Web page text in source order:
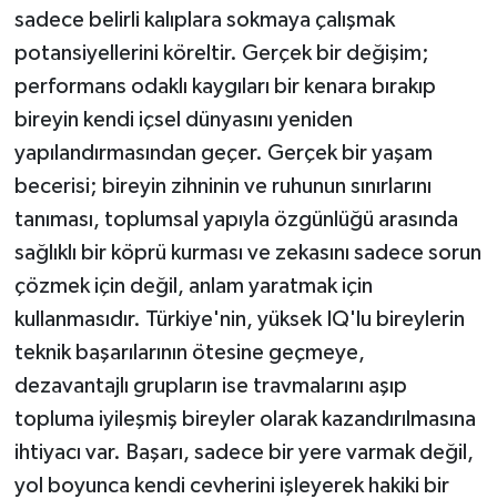
sadece belirli kalıplara sokmaya çalışmak
potansiyellerini köreltir. Gerçek bir değişim;
performans odaklı kaygıları bir kenara bırakıp
bireyin kendi içsel dünyasını yeniden
yapılandırmasından geçer. Gerçek bir yaşam
becerisi; bireyin zihninin ve ruhunun sınırlarını
tanıması, toplumsal yapıyla özgünlüğü arasında
sağlıklı bir köprü kurması ve zekasını sadece sorun
çözmek için değil, anlam yaratmak için
kullanmasıdır. Türkiye'nin, yüksek IQ'lu bireylerin
teknik başarılarının ötesine geçmeye,
dezavantajlı grupların ise travmalarını aşıp
topluma iyileşmiş bireyler olarak kazandırılmasına
ihtiyacı var. Başarı, sadece bir yere varmak değil,
yol boyunca kendi cevherini işleyerek hakiki bir